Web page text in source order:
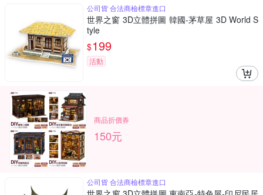
公司貨 合法商檢標章進口
世界之窗 3D立體拼圖 韓國-茅草屋 3D World S
tyle
$199
活動
商品折價券
150元
公司貨 合法商檢標章進口